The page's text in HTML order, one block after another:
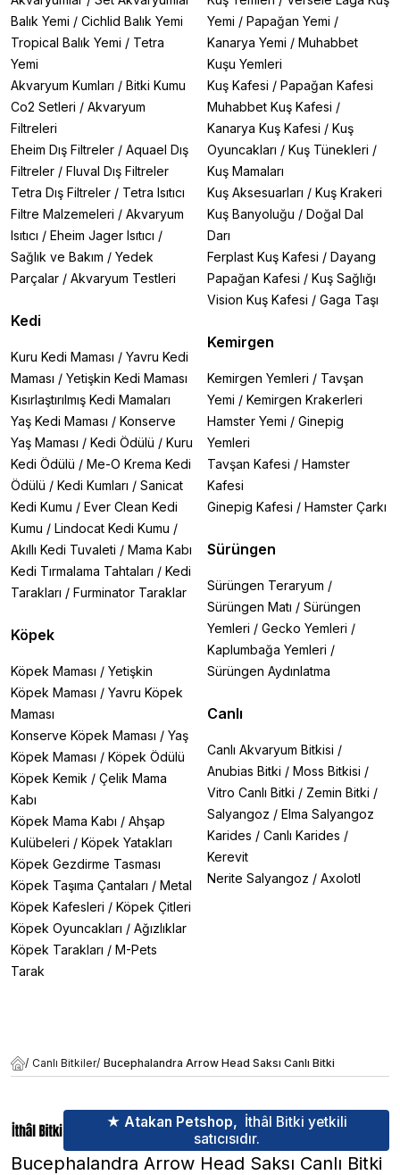
Balık Yemi / Cichlid Balık Yemi
Tropical Balık Yemi / Tetra
Yemi
Akvaryum Kumları / Bitki Kumu
Co2 Setleri / Akvaryum
Filtreleri
Eheim Dış Filtreler / Aquael Dış
Filtreler / Fluval Dış Filtreler
Tetra Dış Filtreler / Tetra Isıtıcı
Filtre Malzemeleri / Akvaryum
Isıtıcı / Eheim Jager Isıtıcı /
Sağlık ve Bakım / Yedek
Parçalar / Akvaryum Testleri
Kedi
Kuru Kedi Maması / Yavru Kedi
Maması / Yetişkin Kedi Maması
Kısırlaştırılmış Kedi Mamaları
Yaş Kedi Maması / Konserve
Yaş Maması / Kedi Ödülü / Kuru
Kedi Ödülü / Me-O Krema Kedi
Ödülü / Kedi Kumları / Sanicat
Kedi Kumu / Ever Clean Kedi
Kumu / Lindocat Kedi Kumu /
Akıllı Kedi Tuvaleti / Mama Kabı
Kedi Tırmalama Tahtaları / Kedi
Tarakları / Furminator Taraklar
Köpek
Köpek Maması / Yetişkin
Köpek Maması / Yavru Köpek
Maması
Konserve Köpek Maması / Yaş
Köpek Maması / Köpek Ödülü
Köpek Kemik / Çelik Mama
Kabı
Köpek Mama Kabı / Ahşap
Kulübeleri / Köpek Yatakları
Köpek Gezdirme Tasması
Köpek Taşıma Çantaları / Metal
Köpek Kafesleri / Köpek Çitleri
Köpek Oyuncakları / Ağızlıklar
Köpek Tarakları / M-Pets
Tarak
Yemi / Papağan Yemi /
Kanarya Yemi / Muhabbet
Kuşu Yemleri
Kuş Kafesi / Papağan Kafesi
Muhabbet Kuş Kafesi /
Kanarya Kuş Kafesi / Kuş
Oyuncakları / Kuş Tünekleri /
Kuş Mamaları
Kuş Aksesuarları / Kuş Krakeri
Kuş Banyoluğu / Doğal Dal
Darı
Ferplast Kuş Kafesi / Dayang
Papağan Kafesi / Kuş Sağlığı
Vision Kuş Kafesi / Gaga Taşı
Kemirgen
Kemirgen Yemleri / Tavşan
Yemi / Kemirgen Krakerleri
Hamster Yemi / Ginepig
Yemleri
Tavşan Kafesi / Hamster
Kafesi
Ginepig Kafesi / Hamster Çarkı
Sürüngen
Sürüngen Teraryum /
Sürüngen Matı / Sürüngen
Yemleri / Gecko Yemleri /
Kaplumbağa Yemleri /
Sürüngen Aydınlatma
Canlı
Canlı Akvaryum Bitkisi /
Anubias Bitki / Moss Bitkisi /
Vitro Canlı Bitki / Zemin Bitki /
Salyangoz / Elma Salyangoz
Karides / Canlı Karides /
Kerevit
Nerite Salyangoz / Axolotl
/ Canlı Bitkiler/ Bucephalandra Arrow Head Saksı Canlı Bitki
★ Atakan Petshop, İthâl Bitki yetkili
satıcısıdır.
Bucephalandra Arrow Head Saksı Canlı Bitki